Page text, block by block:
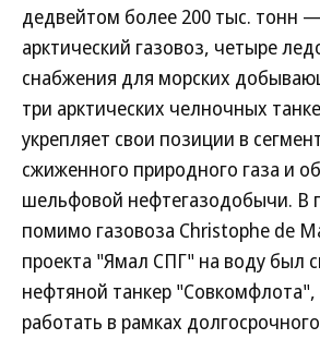
дедвейтом более 200 тыс. тонн
арктический газовоз, четыре
снабжения для морских
три арктических челночных
укрепляет свои позиции в
сжиженного природного газа и
шельфовой нефтегазодобычи. В
помимо газовоза Christophe de
проекта "Ямал СПГ" на воду был
нефтяной танкер
работать в рамках